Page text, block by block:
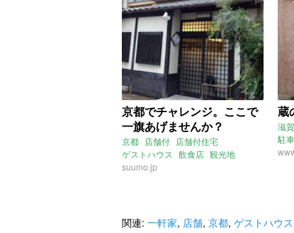
京都でチャレンジ。ここで
一旗あげませんか？
京都 店舗付 店舗付住宅
ゲストハウス 飲食店 観光地
suumo.jp
蔵
滋賀
駐
蔵
関連: 一軒家, 店舗, 京都, ゲストハウス